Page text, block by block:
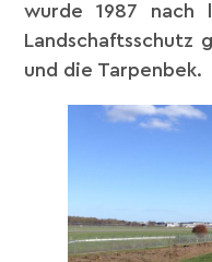
wurde 1987 nach
Landschaftsschutz
und die Tarpenbek.